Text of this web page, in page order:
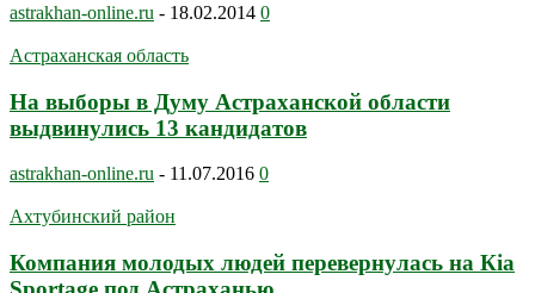
astrakhan-online.ru - 18.02.2014 0
Астраханская область
На выборы в Думу Астраханской области
выдвинулись 13 кандидатов
astrakhan-online.ru - 11.07.2016 0
Ахтубинский район
Компания молодых людей перевернулась на Кia